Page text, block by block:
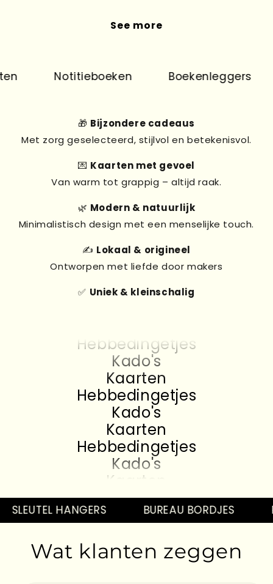
See more
Notitieboeken Boekenleggers
🎁 Bijzondere cadeaus
Met zorg geselecteerd, stijlvol en betekenisvol.
💌 Kaarten met gevoel
Van warm tot grappig – altijd raak.
🌿 Modern & natuurlijk
Minimalistisch design met een menselijke touch.
✍️ Lokaal & origineel
Ontworpen met liefde door makers
✅ Uniek & kleinschalig
Hebbedingetjes
Kado's
Kaarten
Hebbedingetjes
Kado's
Kaarten
Hebbedingetjes
Kado's
Kaarten
Hebbedingetjes
Kado's
Kaarten
Hebbedingetjes
Kado's
SLEUTEL HANGERS BUREAU BORDJES
Wat klanten zeggen